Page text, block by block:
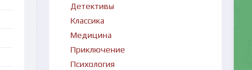
Детективы
Классика
Медицина
Приключение
Психология